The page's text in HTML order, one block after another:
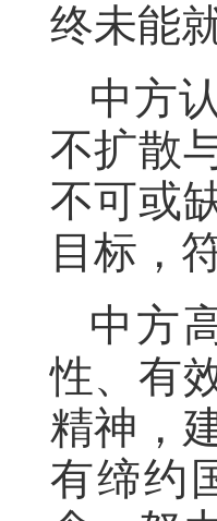
终未能
中方
不扩散
不可或
目标，
中方
性、有
精神，
有缔约